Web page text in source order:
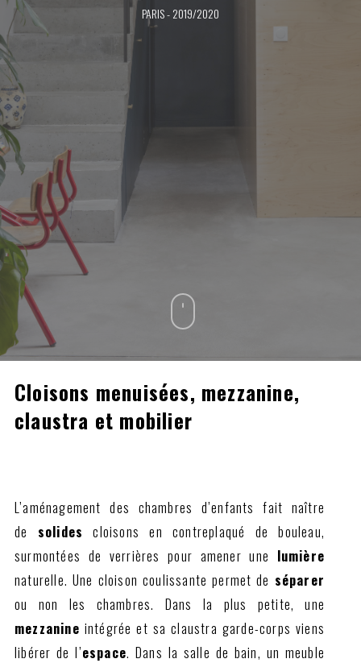
PARIS - 2019/2020
Cloisons menuisées, mezzanine,
claustra et mobilier
L’aménagement des chambres d’enfants fait naître
de solides cloisons en contreplaqué de bouleau,
surmontées de verrières pour amener une lumière
naturelle. Une cloison coulissante permet de séparer
ou non les chambres. Dans la plus petite, une
mezzanine intégrée et sa claustra garde-corps viens
libérer de l’espace. Dans la salle de bain, un meuble